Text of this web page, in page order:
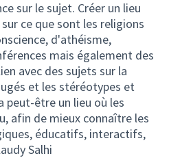
sur le sujet. Créer un lieu
ce que sont les religions
d'athéisme,
mais également des
avec des sujets sur la
et les stéréotypes et
peut-être un lieu où les
afin de mieux connaître les
éducatifs, interactifs,
Salhi